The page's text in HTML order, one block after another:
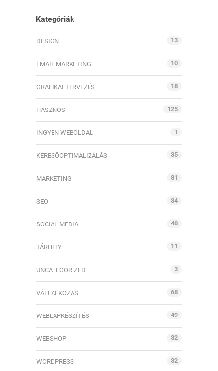
Kategóriák
DESIGN 13
EMAIL MARKETING 10
GRAFIKAI TERVEZÉS 18
HASZNOS 125
INGYEN WEBOLDAL 1
KERESŐOPTIMALIZÁLÁS 35
MARKETING 81
SEO 34
SOCIAL MEDIA 48
TÁRHELY 11
UNCATEGORIZED 3
VÁLLALKOZÁS 68
WEBLAPKÉSZÍTÉS 49
WEBSHOP 32
WORDPRESS 32